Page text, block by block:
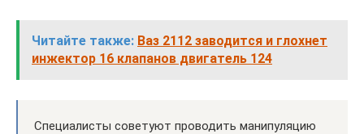
Читайте также: Ваз 2112 заводится и глохнет
инжектор 16 клапанов двигатель 124
Специалисты советуют проводить манипуляцию